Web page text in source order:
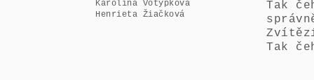
Karolína Votýpková
Henrieta Žiačková
Tak
Zvítězí
Tak